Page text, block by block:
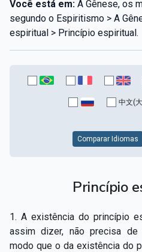
Você está em: A Gênese, os
segundo o Espiritismo > A
espiritual > Princípio espiritual.
中文(
Comparar Idiomas
Princípio
1. A existência do princípio
assim dizer, não precisa de
modo que o da existência do